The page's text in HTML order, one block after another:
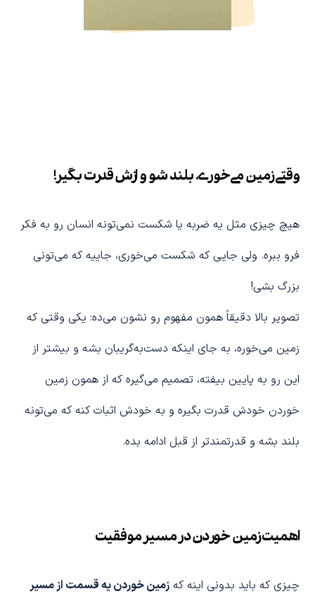
وقتی زمین می‌خوری، بلند شو و ازش قدرت بگیر!
هیچ چیزی مثل یه ضربه یا شکست نمی‌تونه انسان رو به فکر
فرو ببره. ولی جایی که شکست می‌خوری، جاییه که می‌تونی
بزرگ بشی!
تصویر بالا دقیقاً همون مفهوم رو نشون می‌ده: یکی وقتی که
زمین می‌خوره، به جای اینکه دست‌به‌گریبان بشه و بیشتر از
این رو به پایین بیفته، تصمیم می‌گیره که از همون زمین
خوردن خودش قدرت بگیره و به خودش اثبات کنه که می‌تونه
بلند بشه و قدرتمندتر از قبل ادامه بده.
اهمیت زمین خوردن در مسیر موفقیت
چیزی که باید بدونی اینه که زمین خوردن یه قسمت از مسیر